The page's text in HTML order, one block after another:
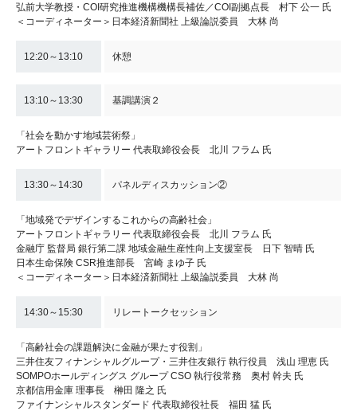
弘前大学教授・COI研究推進機構機構長補佐／COI副拠点長 村下 公一 氏
＜コーディネーター＞日本経済新聞社 上級論説委員 大林 尚
12:20～13:10 休憩
13:10～13:30 基調講演２
「社会を動かす地域芸術祭」
アートフロントギャラリー 代表取締役会長 北川 フラム 氏
13:30～14:30 パネルディスカッション②
「地域発でデザインするこれからの高齢社会」
アートフロントギャラリー 代表取締役会長 北川 フラム 氏
金融庁 監督局 銀行第二課 地域金融生産性向上支援室長 日下 智晴 氏
日本生命保険 CSR推進部長 宮崎 まゆ子 氏
＜コーディネーター＞日本経済新聞社 上級論説委員 大林 尚
14:30～15:30 リレートークセッション
「高齢社会の課題解決に金融が果たす役割」
三井住友フィナンシャルグループ・三井住友銀行 執行役員 浅山 理恵 氏
SOMPOホールディングス グループ CSO 執行役常務 奥村 幹夫 氏
京都信用金庫 理事長 榊田 隆之 氏
ファイナンシャルスタンダード 代表取締役社長 福田 猛 氏